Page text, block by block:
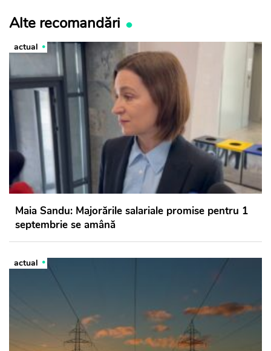
Alte recomandări
actual
Maia Sandu: Majorările salariale promise pentru 1
septembrie se amână
actual